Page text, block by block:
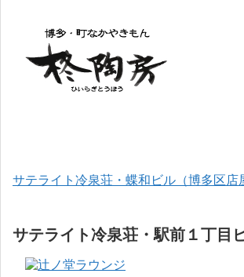
サテライト冷泉荘・蝶和ビル（博多区店
サテライト冷泉荘・駅前１丁目